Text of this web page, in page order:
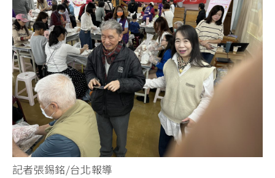
記者張錫銘/台北報導